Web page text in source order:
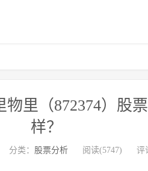
里（872374）股
样？
分类： 股票分析 阅读(5747) 评